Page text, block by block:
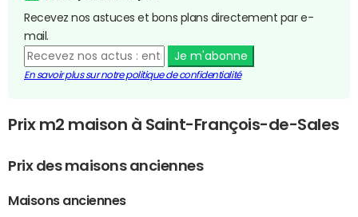
Recevez nos astuces et bons plans directement par e-
mail.
Je m'abonne
En savoir plus sur notre politique de confidentialité
Prix m2 maison à Saint-François-de-Sales
Prix des maisons anciennes
Maisons anciennes